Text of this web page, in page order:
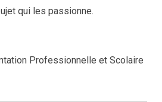
qui les passionne.
Professionnelle et Scolaire